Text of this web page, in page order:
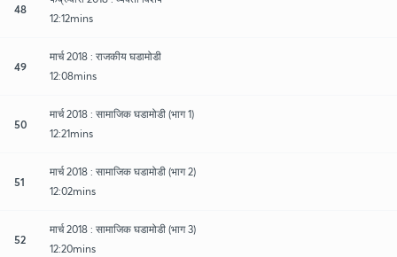
48
12:12mins
49
मार्च 2018 : राजकीय घडामोडी
12:08mins
50
मार्च 2018 : सामाजिक घडामोडी (भाग 1)
12:21mins
51
मार्च 2018 : सामाजिक घडामोडी (भाग 2)
12:02mins
52
मार्च 2018 : सामाजिक घडामोडी (भाग 3)
12:20mins